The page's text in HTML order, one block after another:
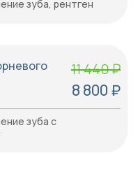
зуба, рентген
11 440 ₽
8 800 ₽
зуба с